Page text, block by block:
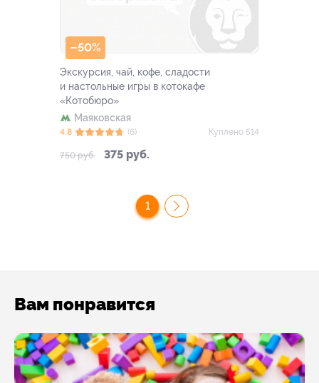
–50%
Экскурсия, чай, кофе, сладости
и настольные игры в котокафе
«Котобюро»
Маяковская
750 руб. 375 руб.
4.8 (6) Куплено 514
1
Вам понравится